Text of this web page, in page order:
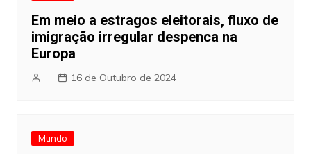
Em meio a estragos eleitorais, fluxo de
imigração irregular despenca na
Europa
16 de Outubro de 2024
Mundo